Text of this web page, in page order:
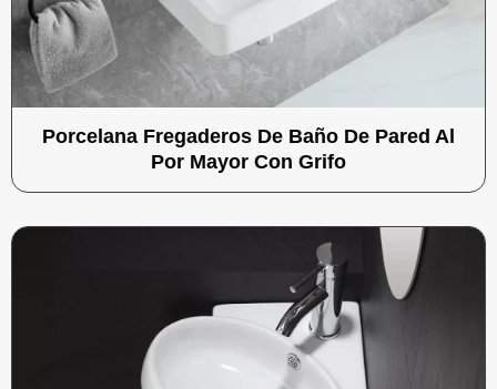
Porcelana Fregaderos De Baño De Pared Al
Por Mayor Con Grifo